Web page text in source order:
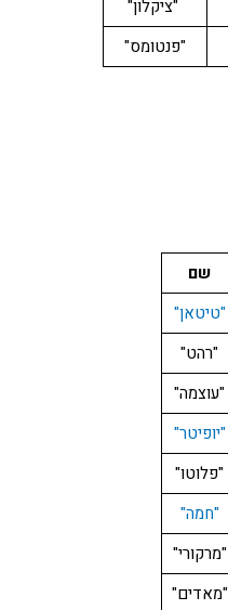
"ציקלון"
"פנטומס"
שם
"טיטאן"
"רהט"
"עוצמה"
"יופיטר"
"פלוטו"
"חמה"
"מרקורי"
"מאדים"